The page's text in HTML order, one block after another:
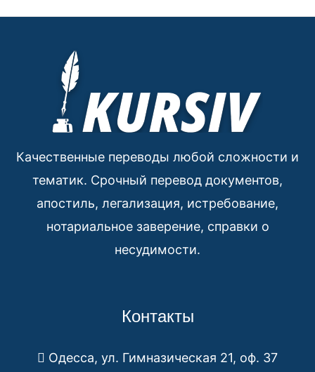
Качественные переводы любой сложности и
тематик. Срочный перевод документов,
апостиль, легализация, истребование,
нотариальное заверение, справки о
несудимости.
Контакты
Одесса, ул. Гимназическая 21, оф. 37